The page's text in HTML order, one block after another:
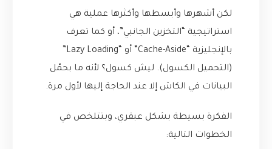
لكن أشهرها وأبسطها وأكثرها عملية هي
استراتيجية “التخزين الجانبي”، أو كما تعرف
بالإنجليزية “Cache-Aside” أو “Lazy Loading”
(التحميل الكسول). ليش كسول؟ لأنه ما بحمّل
البيانات في الكاش إلا عند الحاجة إليها لأول مرة.
الفكرة بسيطة بشكل عبقري، وبتتلخص في
الخطوات التالية: